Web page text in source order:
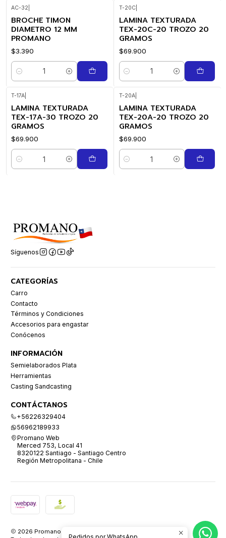
AC-32
BROCHE TIMON
DIAMETRO 12 MM
PROMANO
$3.390
Cantidad
T-20C|
LAMINA TEXTURADA
TEX-20C-20 TROZO 20
GRAMOS
$69.900
Cantidad
T-17A
LAMINA TEXTURADA
TEX-17A-30 TROZO 20
GRAMOS
$69.900
Cantidad
T-20A|
LAMINA TEXTURADA
TEX-20A-20 TROZO 20
GRAMOS
$69.900
Cantidad
Síguenos
CATEGORÍAS
Carro
Contacto
Términos y Condiciones
Accesorios para engastar
Conócenos
INFORMACIÓN
Semielaborados Plata
Herramientas
Casting Sandcasting
CONTÁCTANOS
+56226329404
56962189933
Promano Web
Merced 753, Local 41
8320122 Santiago - Santiago Centro
Región Metropolitana - Chile
2026 Promano.
Pedidos por WhatsApp